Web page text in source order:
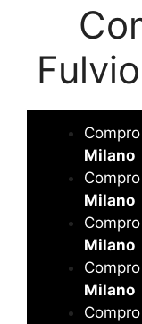
Milano
Milano
Milano
Milano